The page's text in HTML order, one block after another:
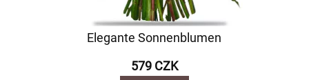
Elegante Sonnenblumen
579 CZK